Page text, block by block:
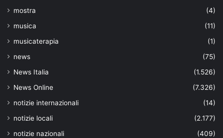
mostra
(4)
musica
(11)
musicaterapia
(1)
news
(75)
News Italia
(1.526)
News Online
(7.326)
notizie internazionali
(14)
notizie locali
(2.177)
notizie nazionali
(409)